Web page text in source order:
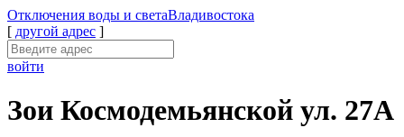
Отключения воды и светаВладивостока
[ другой адрес ]
войти
Зои Космодемьянской ул. 27А